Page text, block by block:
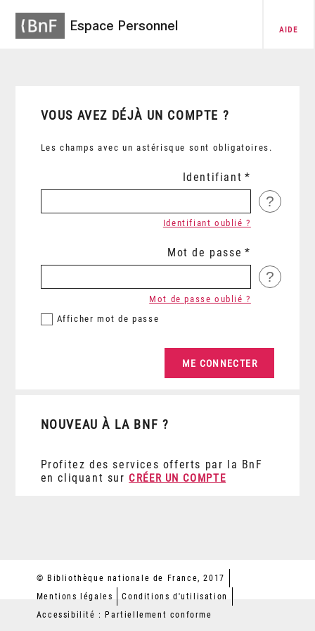
Espace Personnel AIDE
VOUS AVEZ DÉJÀ UN COMPTE ?
Les champs avec un astérisque sont obligatoires.
Identifiant
?
Identifiant oublié ?
Mot de passe
?
Afficher mot de passe
Mot de passe oublié ?
NOUVEAU À LA BNF ?
Profitez des services offerts par la BnF
en cliquant sur CRÉER UN COMPTE
© Bibliothèque nationale de France, 2017
Mentions légales
Conditions d'utilisation
Accessibilité : Partiellement conforme